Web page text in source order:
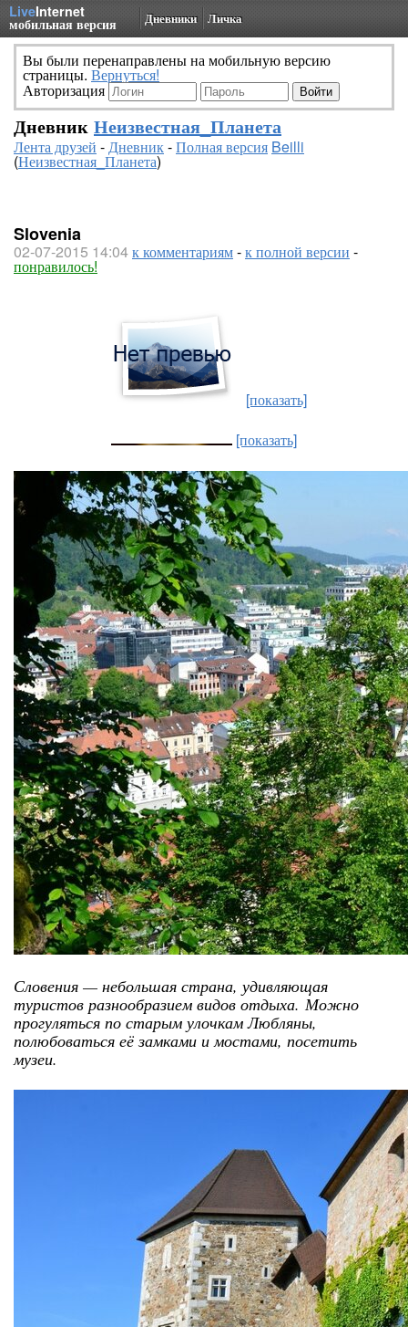
LiveInternet
мобильная версия Дневники Личка
Вы были перенаправлены на мобильную версию
страницы. Вернуться!
Авторизация
Дневник Неизвестная_Планета
Лента друзей -Дневник-Полная версия Beilli
(Неизвестная_Планета)
Slovenia
02-07-2015 14:04к комментариям-к полной версии -
понравилось!
[показать]
[показать]
Словения — небольшая страна, удивляющая
туристов разнообразием видов отдыха. Можно
прогуляться по старым улочкам Любляны,
полюбоваться её замками и мостами, посетить
музеи.